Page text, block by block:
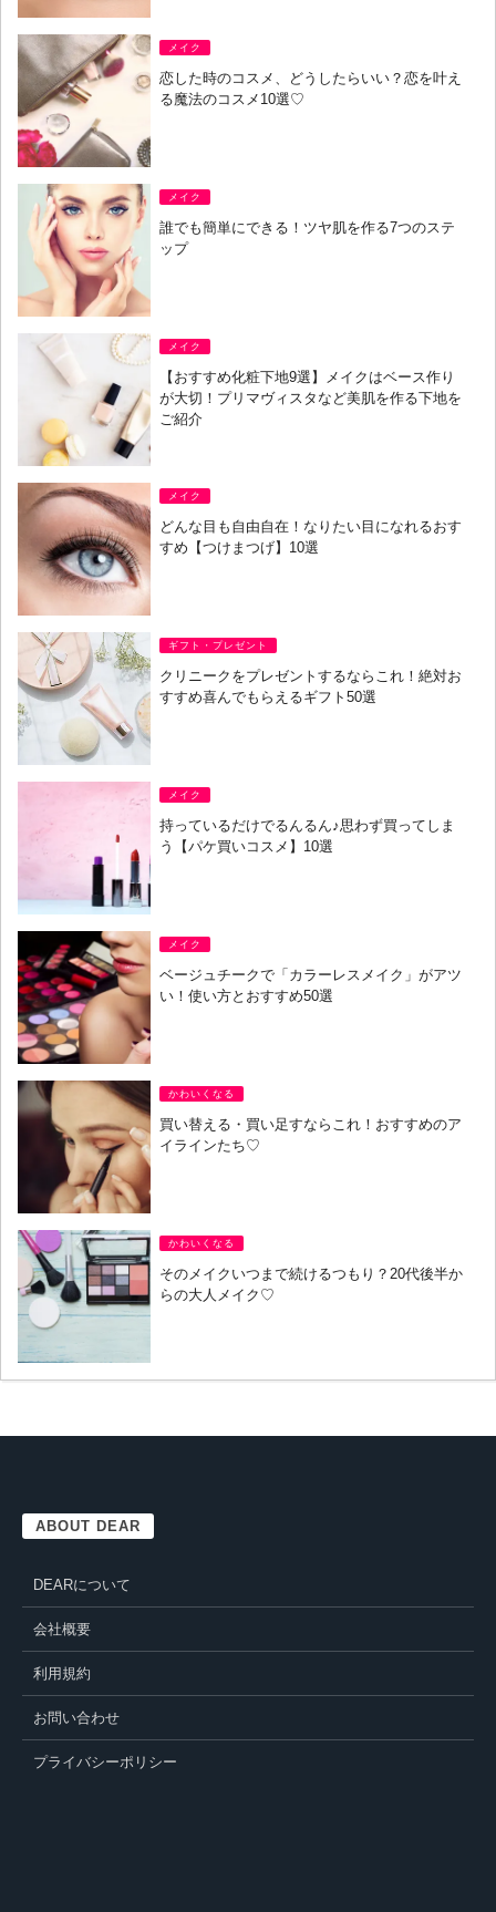
メイク
恋した時のコスメ、どうしたらいい？恋を叶え
る魔法のコスメ10選♡
メイク
誰でも簡単にできる！ツヤ肌を作る7つのステ
ップ
メイク
【おすすめ化粧下地9選】メイクはベース作り
が大切！プリマヴィスタなど美肌を作る下地を
ご紹介
メイク
どんな目も自由自在！なりたい目になれるおす
すめ【つけまつげ】10選
ギフト・プレゼント
クリニークをプレゼントするならこれ！絶対お
すすめ喜んでもらえるギフト50選
メイク
持っているだけでるんるん♪思わず買ってしま
う【パケ買いコスメ】10選
メイク
ベージュチークで「カラーレスメイク」がアツ
い！使い方とおすすめ50選
かわいくなる
買い替える・買い足すならこれ！おすすめのア
イラインたち♡
かわいくなる
そのメイクいつまで続けるつもり？20代後半か
らの大人メイク♡
ABOUT DEAR
DEARについて
会社概要
利用規約
お問い合わせ
プライバシーポリシー